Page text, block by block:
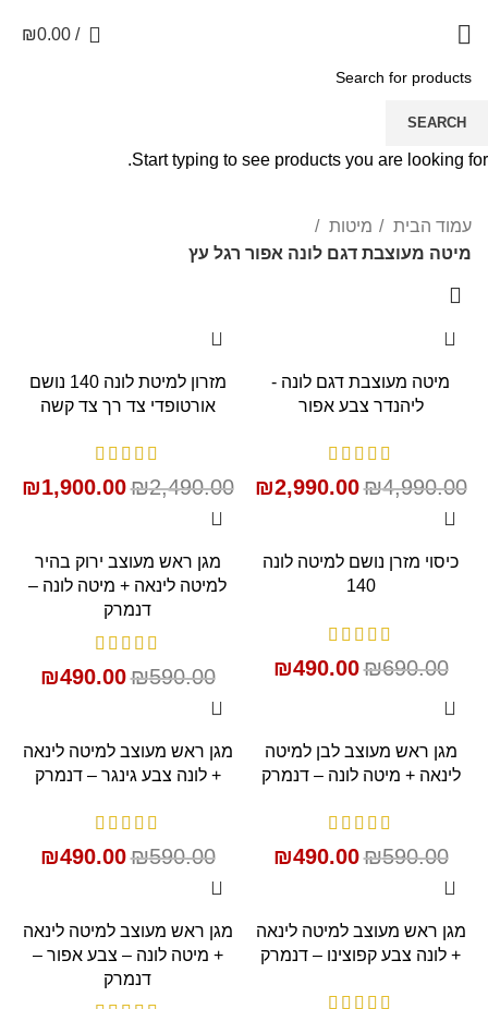
/
₪0.00
מיטה מעוצבת דגם לונה
אפור רגל עץ
עמוד הבית
מיטות
מיטה מעוצבת דגם לונה אפור רגל עץ
מיטה מעוצבת דגם לונה -
ליהנדר צבע אפור
₪4,990.00
₪2,990.00
מזרון למיטת לונה 140 נושם
אורטופדי צד רך צד קשה
₪2,490.00
₪1,900.00
כיסוי מזרן נושם למיטה לונה
140
₪690.00
₪490.00
מגן ראש מעוצב ירוק בהיר
למיטה לינאה + מיטה לונה –
דנמרק
₪590.00
₪490.00
מגן ראש מעוצב לבן למיטה
לינאה + מיטה לונה – דנמרק
₪590.00
₪490.00
מגן ראש מעוצב למיטה לינאה
+ לונה צבע גינגר – דנמרק
₪590.00
₪490.00
מגן ראש מעוצב למיטה לינאה
+ לונה צבע קפוצינו – דנמרק
מגן ראש מעוצב למיטה לינאה
+ מיטה לונה – צבע אפור –
דנמרק
SEARCH
Start typing to see products you are looking for.